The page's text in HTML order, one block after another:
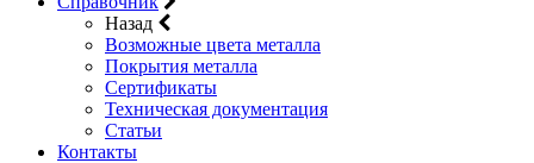
Назад
Возможные цвета металла
Покрытия металла
Сертификаты
Техническая документация
Статьи
Контакты